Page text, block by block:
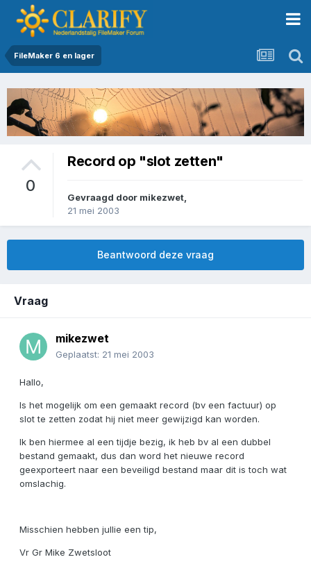
FileMaker 6 en lager
0
Record op "slot zetten"
Gevraagd door mikezwet
21 mei 2003
Beantwoord deze vraag
Vraag
mikezwet
Geplaatst: 21 mei 2003
Hallo,
Is het mogelijk om een gemaakt record (bv een factuur) op
slot te zetten zodat hij niet meer gewijzigd kan worden.
Ik ben hiermee al een tijdje bezig, ik heb bv al een dubbel
bestand gemaakt, dus dan word het nieuwe record
geexporteert naar een beveiligd bestand maar dit is toch wat
omslachig.
Misschien hebben jullie een tip,
Vr Gr Mike Zwetsloot